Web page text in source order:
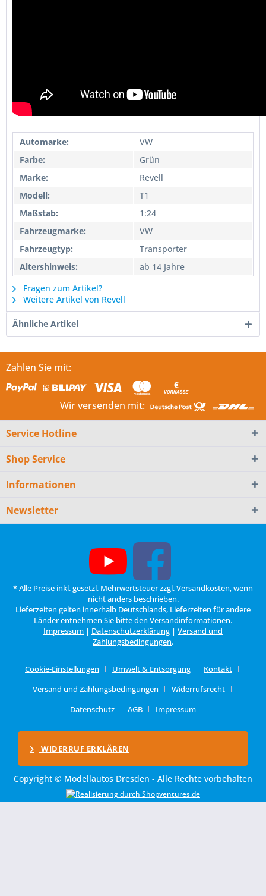
Automarke:
VW
Farbe:
Grün
Marke:
Revell
Modell:
T1
Maßstab:
1:24
Fahrzeugmarke:
VW
Fahrzeugtyp:
Transporter
Altershinweis:
ab 14 Jahre
Fragen zum Artikel?
Weitere Artikel von Revell
Ähnliche Artikel
Zahlen Sie mit:
Wir versenden mit:
Service Hotline
Shop Service
Informationen
Newsletter
* Alle Preise inkl. gesetzl. Mehrwertsteuer zzgl.Versandkosten, wenn
nicht anders beschrieben.
Lieferzeiten gelten innerhalb Deutschlands, Lieferzeiten für andere
Länder entnehmen Sie bitte den Versandinformationen.
Impressum | Datenschutzerklärung | Versand und
Zahlungsbedingungen.
Cookie-Einstellungen Umwelt & Entsorgung
Kontakt
Versand und Zahlungsbedingungen
Widerrufsrecht
Datenschutz
AGB Impressum
WIDERRUF ERKLÄREN
Copyright © Modellautos Dresden - Alle Rechte vorbehalten